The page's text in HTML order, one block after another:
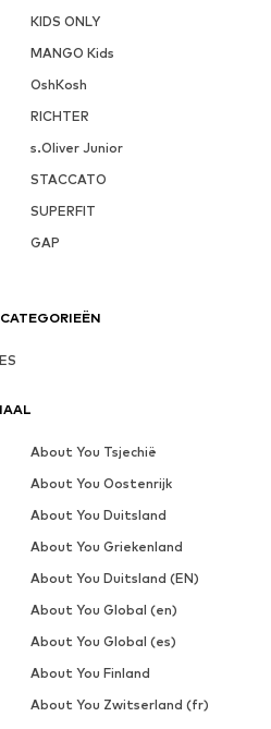
KIDS ONLY
MANGO Kids
OshKosh
RICHTER
s.Oliver Junior
STACCATO
SUPERFIT
GAP
About You Tsjechië
About You Oostenrijk
About You Duitsland
About You Griekenland
About You Duitsland (EN)
About You Global (en)
About You Global (es)
About You Finland
About You Zwitserland (fr)